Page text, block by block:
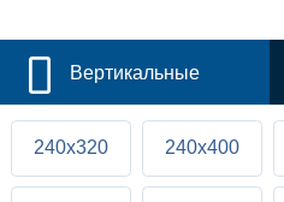
Вертикальные
240x320 240x400